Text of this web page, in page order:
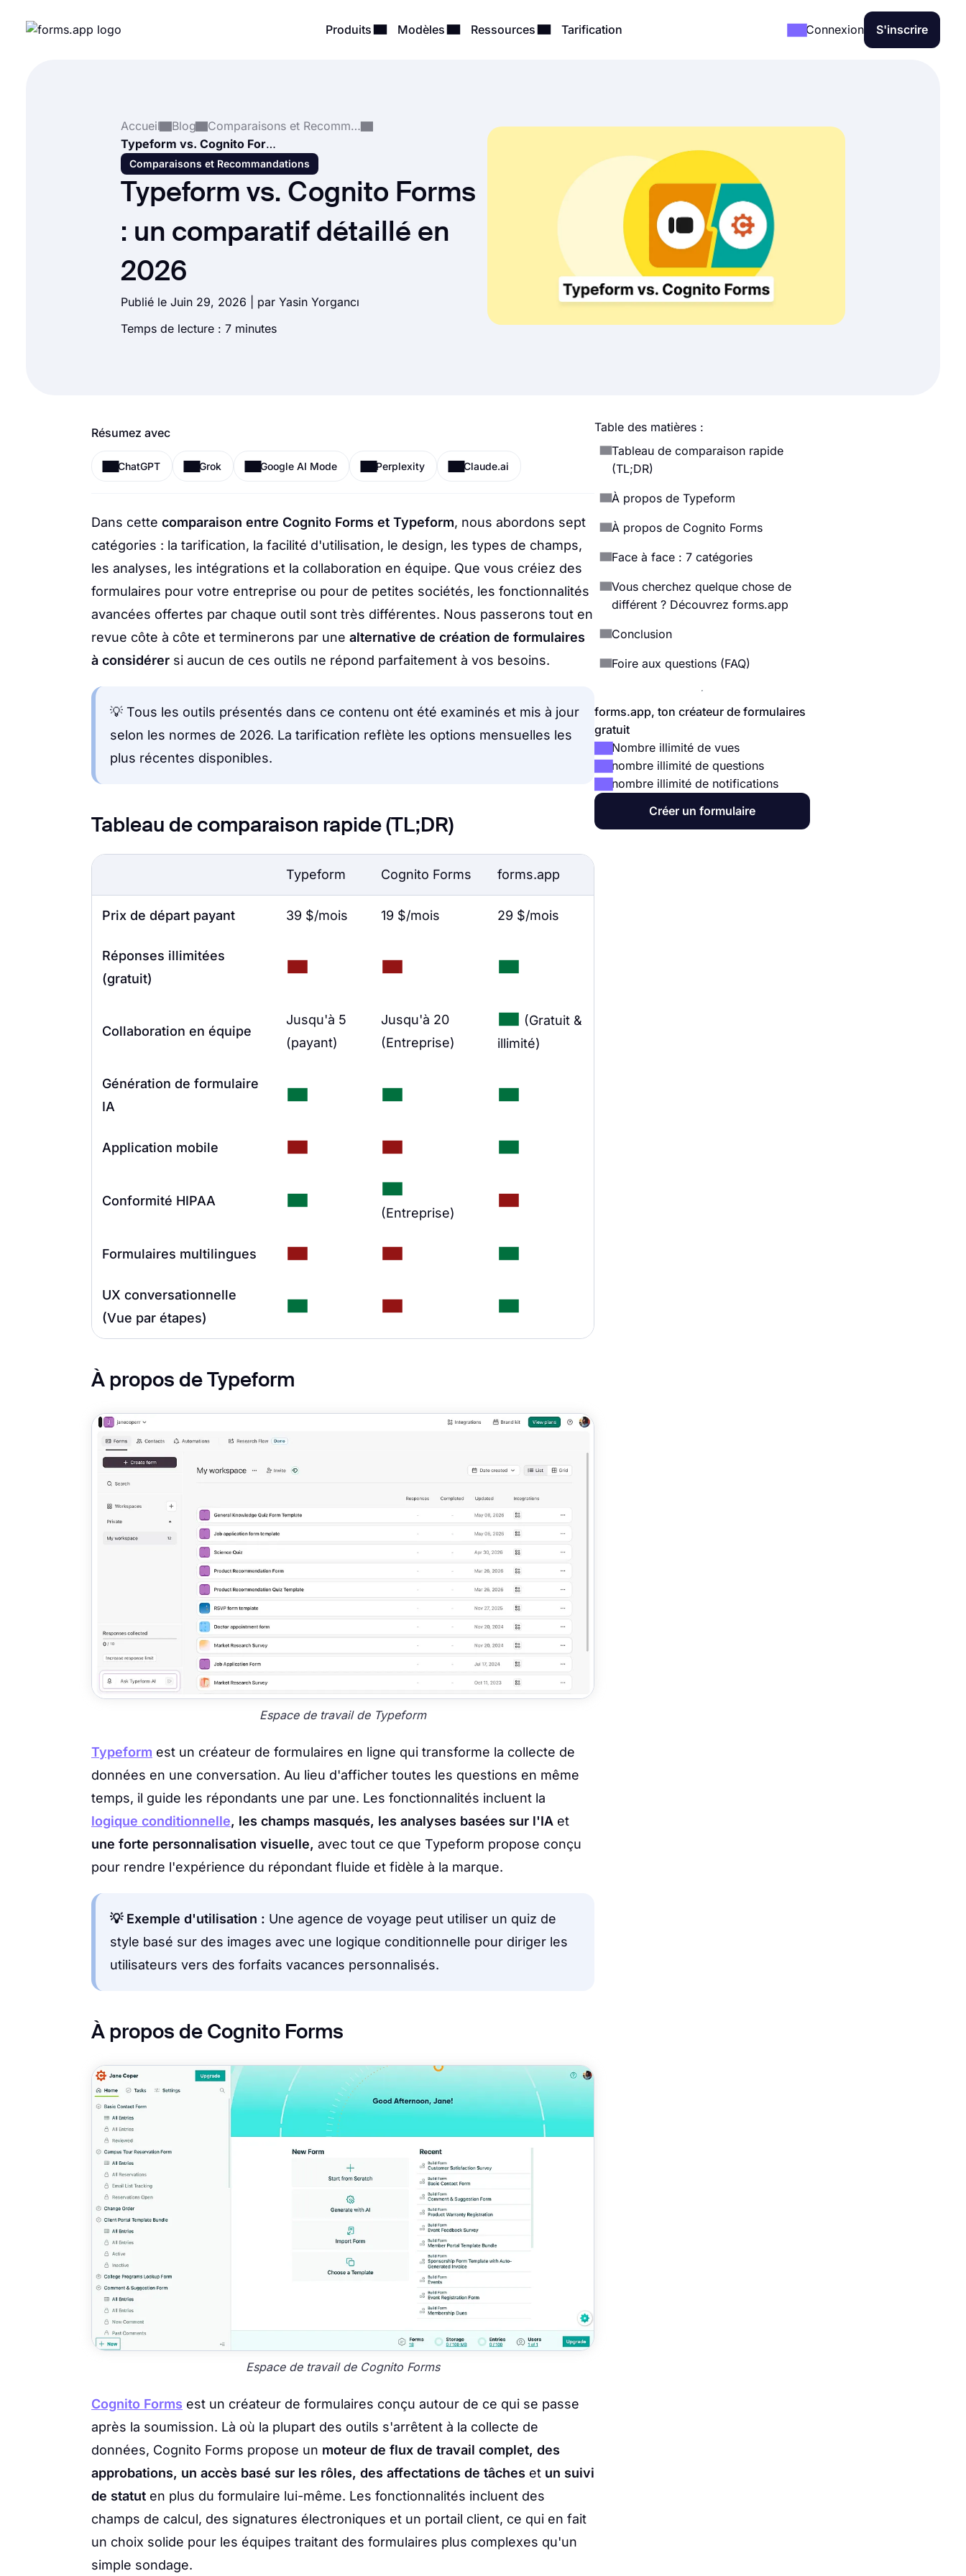
Produits Modèles Ressources Tarification Connexion S'inscrire
Accueil Blog
Comparaisons et Recommandations
Typeform vs. Cognito Forms : un comparatif détaillé en 2026
Comparaisons et Recommandations
Typeform vs. Cognito Forms
: un comparatif détaillé en
2026
Publié le Juin 29, 2026 | par Yasin Yorgancı
Temps de lecture : 7 minutes
Résumez avec
ChatGPT Grok Google AI Mode Perplexity Claude.ai
Dans cette comparaison entre Cognito Forms et Typeform, nous abordons sept
catégories : la tarification, la facilité d'utilisation, le design, les types de champs,
les analyses, les intégrations et la collaboration en équipe. Que vous créiez des
formulaires pour votre entreprise ou pour de petites sociétés, les fonctionnalités
avancées offertes par chaque outil sont très différentes. Nous passerons tout en
revue côte à côte et terminerons par une alternative de création de formulaires
à considérer si aucun de ces outils ne répond parfaitement à vos besoins.
💡 Tous les outils présentés dans ce contenu ont été examinés et mis à jour
selon les normes de 2026. La tarification reflète les options mensuelles les
plus récentes disponibles.
Tableau de comparaison rapide (TL;DR)
Typeform Cognito Forms forms.app
Prix de départ payant 39 $/mois 19 $/mois 29 $/mois
Réponses illimitées
(gratuit)
Collaboration en équipe
Jusqu'à 5
(payant)
Jusqu'à 20
(Entreprise)
(Gratuit &
illimité)
Génération de formulaire
IA
Application mobile
Conformité HIPAA
(Entreprise)
Formulaires multilingues
UX conversationnelle
(Vue par étapes)
À propos de Typeform
Espace de travail de Typeform
Typeform est un créateur de formulaires en ligne qui transforme la collecte de
données en une conversation. Au lieu d'afficher toutes les questions en même
temps, il guide les répondants une par une. Les fonctionnalités incluent la
logique conditionnelle, les champs masqués, les analyses basées sur l'IA et
une forte personnalisation visuelle, avec tout ce que Typeform propose conçu
pour rendre l'expérience du répondant fluide et fidèle à la marque.
💡 Exemple d'utilisation : Une agence de voyage peut utiliser un quiz de
style basé sur des images avec une logique conditionnelle pour diriger les
utilisateurs vers des forfaits vacances personnalisés.
À propos de Cognito Forms
Espace de travail de Cognito Forms
Cognito Forms est un créateur de formulaires conçu autour de ce qui se passe
après la soumission. Là où la plupart des outils s'arrêtent à la collecte de
données, Cognito Forms propose un moteur de flux de travail complet, des
approbations, un accès basé sur les rôles, des affectations de tâches et un suivi
de statut en plus du formulaire lui-même. Les fonctionnalités incluent des
champs de calcul, des signatures électroniques et un portail client, ce qui en fait
un choix solide pour les équipes traitant des formulaires plus complexes qu'un
simple sondage.
Table des matières :
Tableau de comparaison rapide
(TL;DR)
À propos de Typeform
À propos de Cognito Forms
Face à face : 7 catégories
Vous cherchez quelque chose de
différent ? Découvrez forms.app
Conclusion
Foire aux questions (FAQ)
forms.app, ton créateur de formulaires
gratuit
Nombre illimité de vues
nombre illimité de questions
nombre illimité de notifications
Créer un formulaire